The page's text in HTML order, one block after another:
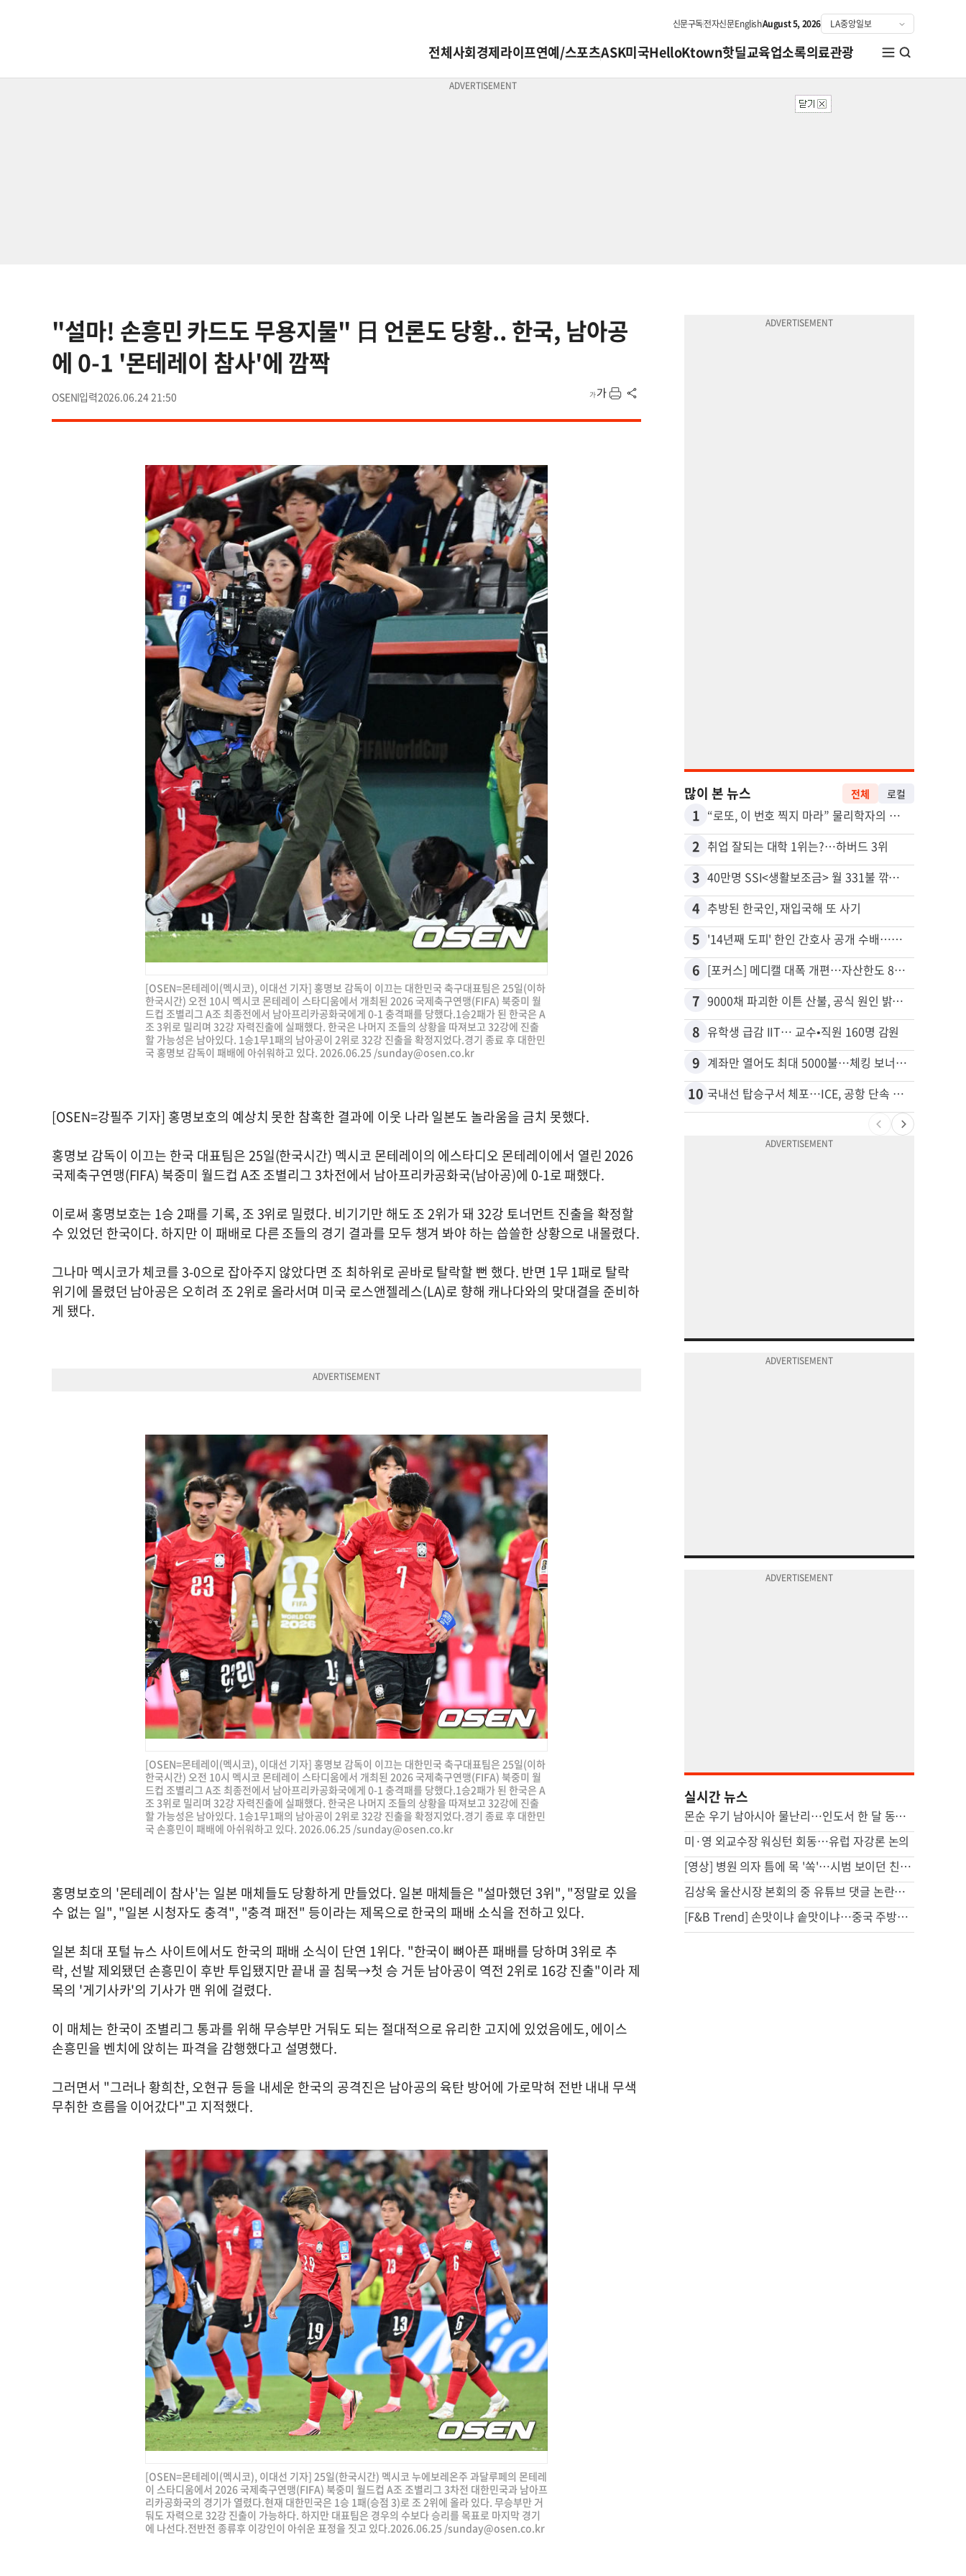
신문구독전자신문EnglishAugust 5, 2026
전체사회경제라이프연예/스포츠ASK미국HelloKtown핫딜교육업소록의료관광
"설마! 손흥민 카드도 무용지물" 日 언론도 당황.. 한국, 남아공
에 0-1 '몬테레이 참사'에 깜짝
OSEN 2026.06.24 21:50
[OSEN=몬테레이(멕시코), 이대선 기자] 홍명보 감독이 이끄는 대한민국 축구대표팀은 25일(이하
한국시간) 오전 10시 멕시코 몬테레이 스타디움에서 개최된 2026 국제축구연맹(FIFA) 북중미 월
드컵 조별리그 A조 최종전에서 남아프리카공화국에게 0-1 충격패를 당했다.1승2패가 된 한국은 A
조 3위로 밀리며 32강 자력진출에 실패했다. 한국은 나머지 조들의 상황을 따져보고 32강에 진출
할 가능성은 남아있다. 1승1무1패의 남아공이 2위로 32강 진출을 확정지었다.경기 종료 후 대한민
국 홍명보 감독이 패배에 아쉬워하고 있다. 2026.06.25 /sunday@osen.co.kr
[OSEN=강필주 기자] 홍명보호의 예상치 못한 참혹한 결과에 이웃 나라 일본도 놀라움을 금치 못했다.
홍명보 감독이 이끄는 한국 대표팀은 25일(한국시간) 멕시코 몬테레이의 에스타디오 몬테레이에서 열린 2026
국제축구연맹(FIFA) 북중미 월드컵 A조 조별리그 3차전에서 남아프리카공화국(남아공)에 0-1로 패했다.
이로써 홍명보호는 1승 2패를 기록, 조 3위로 밀렸다. 비기기만 해도 조 2위가 돼 32강 토너먼트 진출을 확정할
수 있었던 한국이다. 하지만 이 패배로 다른 조들의 경기 결과를 모두 챙겨 봐야 하는 씁쓸한 상황으로 내몰렸다.
그나마 멕시코가 체코를 3-0으로 잡아주지 않았다면 조 최하위로 곧바로 탈락할 뻔 했다. 반면 1무 1패로 탈락
위기에 몰렸던 남아공은 오히려 조 2위로 올라서며 미국 로스앤젤레스(LA)로 향해 캐나다와의 맞대결을 준비하
게 됐다.
[OSEN=몬테레이(멕시코), 이대선 기자] 홍명보 감독이 이끄는 대한민국 축구대표팀은 25일(이하
한국시간) 오전 10시 멕시코 몬테레이 스타디움에서 개최된 2026 국제축구연맹(FIFA) 북중미 월
드컵 조별리그 A조 최종전에서 남아프리카공화국에게 0-1 충격패를 당했다.1승2패가 된 한국은 A
조 3위로 밀리며 32강 자력진출에 실패했다. 한국은 나머지 조들의 상황을 따져보고 32강에 진출
할 가능성은 남아있다. 1승1무1패의 남아공이 2위로 32강 진출을 확정지었다.경기 종료 후 대한민
국 손흥민이 패배에 아쉬워하고 있다. 2026.06.25 /sunday@osen.co.kr
홍명보호의 '몬테레이 참사'는 일본 매체들도 당황하게 만들었다. 일본 매체들은 "설마했던 3위", "정말로 있을
수 없는 일", "일본 시청자도 충격", "충격 패전" 등이라는 제목으로 한국의 패배 소식을 전하고 있다.
일본 최대 포털 뉴스 사이트에서도 한국의 패배 소식이 단연 1위다. "한국이 뼈아픈 패배를 당하며 3위로 추
락, 선발 제외됐던 손흥민이 후반 투입됐지만 끝내 골 침묵→첫 승 거둔 남아공이 역전 2위로 16강 진출"이라 제
목의 '게기사카'의 기사가 맨 위에 걸렸다.
이 매체는 한국이 조별리그 통과를 위해 무승부만 거둬도 되는 절대적으로 유리한 고지에 있었음에도, 에이스
손흥민을 벤치에 앉히는 파격을 감행했다고 설명했다.
그러면서 "그러나 황희찬, 오현규 등을 내세운 한국의 공격진은 남아공의 육탄 방어에 가로막혀 전반 내내 무색
무취한 흐름을 이어갔다"고 지적했다.
[OSEN=몬테레이(멕시코), 이대선 기자] 25일(한국시간) 멕시코 누에보레온주 과달루페의 몬테레
이 스타디움에서 2026 국제축구연맹(FIFA) 북중미 월드컵 A조 조별리그 3차전 대한민국과 남아프
리카공화국의 경기가 열렸다.현재 대한민국은 1승 1패(승점 3)로 조 2위에 올라 있다. 무승부만 거
둬도 자력으로 32강 진출이 가능하다. 하지만 대표팀은 경우의 수보다 승리를 목표로 마지막 경기
에 나선다.전반전 종류후 이강인이 아쉬운 표정을 짓고 있다.2026.06.25 /sunday@osen.co.kr
많이 본 뉴스 전체 로컬
1 “로또, 이 번호 찍지 마라” 물리학자의 당첨금 높이는 비밀
2 취업 잘되는 대학 1위는?…하버드 3위
3 40만명 SSI<생활보조금> 월 331불 깎이나
4 추방된 한국인, 재입국해 또 사기
5 '14년째 도피' 한인 간호사 공개 수배…메디케어 사기 유죄
6 [포커스] 메디캘 대폭 개편…자산한도 84% 축소
7 9000채 파괴한 이튼 산불, 공식 원인 밝혀졌다
8 유학생 급감 IIT… 교수•직원 160명 감원
9 계좌만 열어도 최대 5000불…체킹 보너스 무한 경쟁
10 국내선 탑승구서 체포…ICE, 공항 단속 확대
실시간 뉴스
몬순 우기 남아시아 물난리…인도서 한 달 동안 163명 사망
미·영 외교수장 워싱턴 회동…유럽 자강론 논의
[영상] 병원 의자 틈에 목 '쏙'…시범 보이던 친구마저 대참사
김상욱 울산시장 본회의 중 유튜브 댓글 논란…소통 vs 부적절
[F&B Trend] 손맛이냐 솥맛이냐…중국 주방을 점령한 조리로봇